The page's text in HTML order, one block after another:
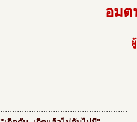
อมต
.....................................................